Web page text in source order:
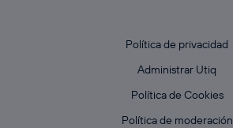
Política de privacidad
Administrar Utiq
Política de Cookies
Política de moderación